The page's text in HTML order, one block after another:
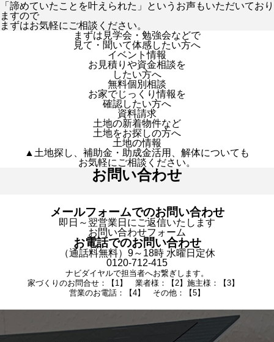
「諦めていたことを叶えられた」というお声もいただいており
ますので
まずはお気軽にご相談ください。
まずは見学会・勉強会などで
見て・聞いて体感したい方へ
イベント情報
お見積りや資金相談を
したい方へ
無料個別相談
お家でじっくり情報を
確認したい方へ
資料請求
土地の新着物件など
土地をお探しの方へ
土地の情報
▲土地探し、補助金・助成金活用、解体についても
お気軽にご相談ください。
お問い合わせ
メールフォームでのお問い合わせ
即日～翌営業日にご返信いたします
お問い合わせフォーム
お電話でのお問い合わせ
（通話料無料）9～18時 水曜日定休
0120-712-415
ナビダイヤルで担当者へお繋ぎします。
家づくりのお問合せ：【1】 業者様：【2】施主様：【3】
営業のお電話：【4】 その他：【5】